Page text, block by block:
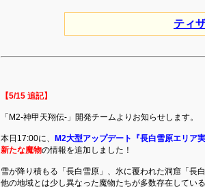
ティ
【5/15 追記】
「M2-神甲天翔伝-」開発チームよりお知らせします。
本日17:00に、 M2大型アップデート『長白雪原エリア
新たな魔物の情報を追加しました！
雪が降り積もる「長白雪原」、氷に覆われた洞窟「長白
他の地域とは少し異なった魔物たちが多数存在して